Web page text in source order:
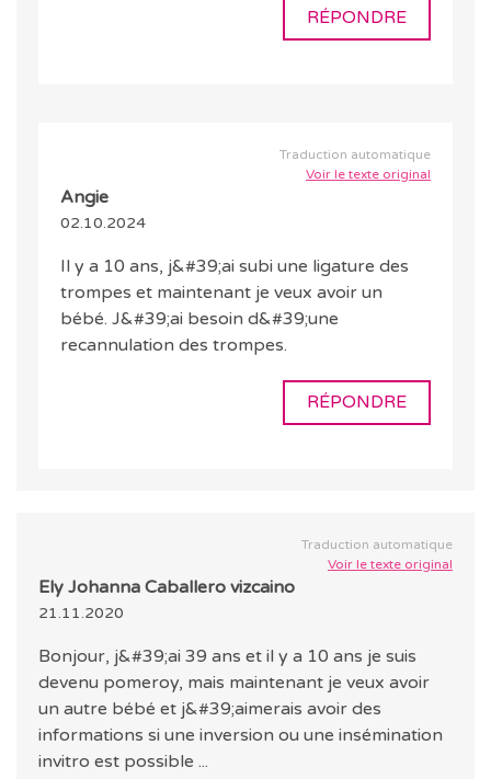
RÉPONDRE
Traduction automatique
Voir le texte original
Angie
02.10.2024
Il y a 10 ans, j&#39;ai subi une ligature des
trompes et maintenant je veux avoir un
bébé. J&#39;ai besoin d&#39;une
recannulation des trompes.
RÉPONDRE
Traduction automatique
Voir le texte original
Ely Johanna Caballero vizcaino
21.11.2020
Bonjour, j&#39;ai 39 ans et il y a 10 ans je suis
devenu pomeroy, mais maintenant je veux avoir
un autre bébé et j&#39;aimerais avoir des
informations si une inversion ou une insémination
invitro est possible ...